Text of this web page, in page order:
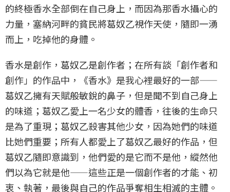
的終極香水全部倒在自己身上，而因為那香水攝心的
力量，塞納河畔的貧民將葛奴乙視作天使，隨即一湧
而上，吃掉他的身體。
香水是創作，葛奴乙是創作者；在所有談「創作者和
創作」的作品中，《香水》是我心裡最好的一部——
葛奴乙擁有天賦般敏銳的鼻子，但是聞不到自己身上
的味道；葛奴乙愛上一名少女的體香，往後的生命只
是為了重現；葛奴乙殺害其他少女，因為她們的味道
比她們重要；所有人都愛上了葛奴乙最好的作品，但
葛奴乙隨即意識到，他們愛的是它而不是他，縱然他
們以為它就是他——這些正是一個創作者的才能、初
衷、執著，最後與自己的作品爭奪相生相滅的主體。